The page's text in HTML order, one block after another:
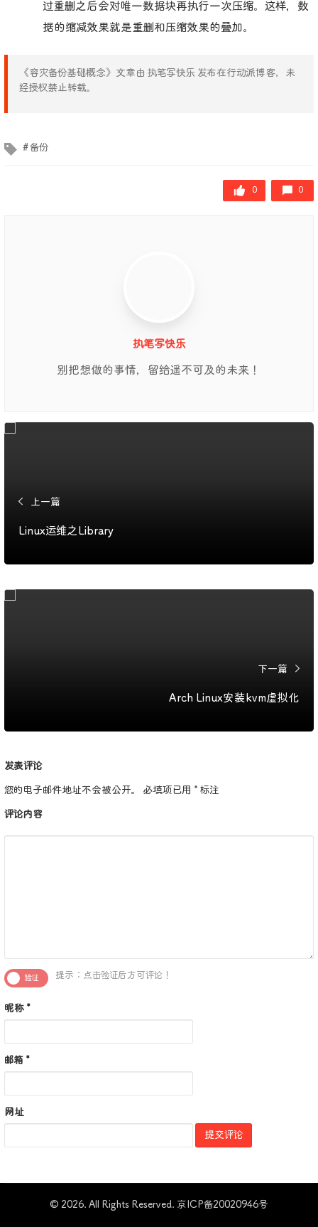
过重删之后会对唯一数据块再执行一次压缩。这样，数
据的缩减效果就是重删和压缩效果的叠加。
《容灾备份基础概念》文章由 执笔写快乐 发布在行动派博客，未
经授权禁止转载。
文章标签
备份
0 0
执笔写快乐
别把想做的事情，留给遥不可及的未来！
上一篇
Linux运维之Library
下一篇
Arch Linux安装kvm虚拟化
发表评论
您的电子邮件地址不会被公开。 必填项已用 * 标注
评论内容
提示：点击验证后方可评论！
昵称 *
邮箱 *
网址
© 2026. All Rights Reserved. 京ICP备20020946号